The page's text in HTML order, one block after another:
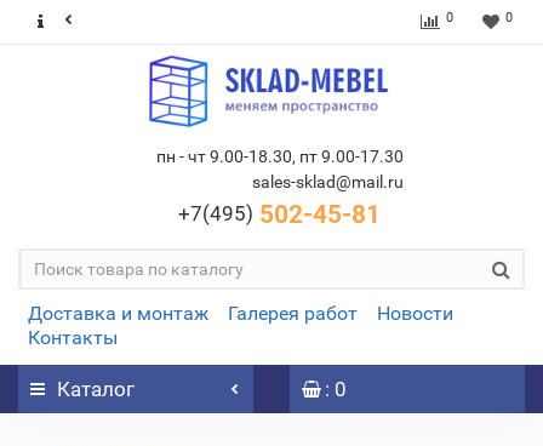
0 0
пн - чт 9.00-18.30, пт 9.00-17.30
sales-sklad@mail.ru
+7(495) 502-45-81
Доставка и монтаж Галерея работ
Новости
Контакты
Каталог : 0